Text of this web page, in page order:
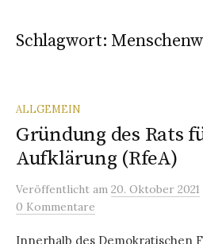
Schlagwort:
ALLGEMEIN
Gründung des Rats
Aufklärung (RfeA)
Veröffentlicht am 20. Oktober 2021
0 Kommentare
Innerhalb des Demokratischen